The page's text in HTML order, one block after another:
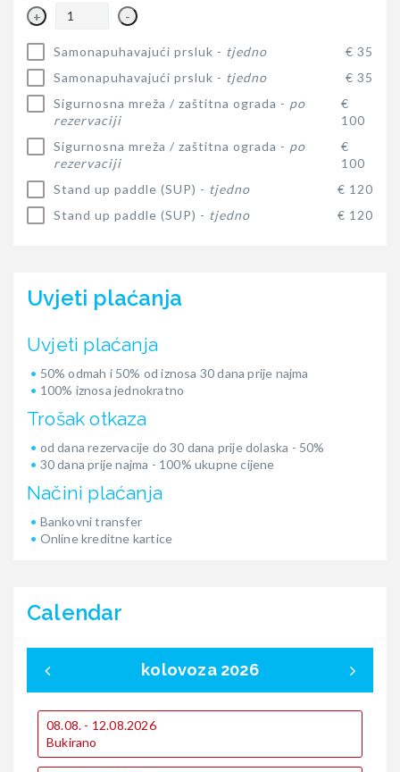
+ -
Samonapuhavajući prsluk - tjedno
€ 35
Samonapuhavajući prsluk - tjedno
€ 35
Sigurnosna mreža / zaštitna ograda - po
rezervaciji
€
100
Sigurnosna mreža / zaštitna ograda - po
rezervaciji
€
100
Stand up paddle (SUP) - tjedno
€ 120
Stand up paddle (SUP) - tjedno € 120
Uvjeti plaćanja
Uvjeti plaćanja
50% odmah i 50% od iznosa 30 dana prije najma
100% iznosa jednokratno
Trošak otkaza
od dana rezervacije do 30 dana prije dolaska - 50%
30 dana prije najma - 100% ukupne cijene
Načini plaćanja
Bankovni transfer
Online kreditne kartice
Calendar
kolovoza 2026
08.08. - 12.08.2026
Bukirano